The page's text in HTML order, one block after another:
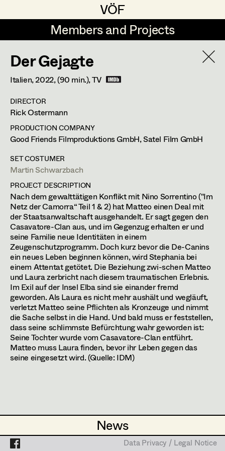
VÖF
VÖF
Members and Projects
Members and Projects
News
News
DE EN
Art Department
Costume Department
Retired Members
Honorary Members
In Memoriam
Projects
Data Privacy / Legal Notice
Gudrun Büsel
Lena Isabella Deisenberger
Jasmin Engelhart
Anna Fritsch
Kerstin Maria Gatterbauer
Magdalena Haim
Lea Haselrieder
Elisabeth Heinisch
Anna Hoss
Michaela Janker
Ruth Kubyk
Eveline Leichtfried
Helga Lohninger
Martin Schwarzbach
Katja Sembacher
Martin Schwarzbach
Set Costumer
1170Wien
m +436641821147,martinschwarzbach@icloud.com
PROFILE
Bildmaterial Zusammenarbeit
SET COSTUMER
2026 Blind Ermittelt 15
S. Tafel, TV
2026 Italien
D. Prochaska, Cinema
An der Grenze
A. Prochaska, TV
Der Gejagte
Italien,2022, (90 min.), TV
DIRECTOR
Rick Ostermann
PRODUCTION COMPANY
Good Friends Filmproduktions GmbH, Satel Film GmbH
SET COSTUMER
Martin Schwarzbach
PROJECT DESCRIPTION
Nach dem gewalttätigen Konflikt mit Nino Sorrentino ("Im
Netz der Camorra“ Teil 1 & 2) hat Matteo einen Deal mit
der Staatsanwaltschaft ausgehandelt. Er sagt gegen den
Casavatore-Clan aus, und im Gegenzug erhalten er und
seine Familie neue Identitäten in einem
Zeugenschutzprogramm. Doch kurz bevor die De-Canins
ein neues Leben beginnen können, wird Stephania bei
einem Attentat getötet. Die Beziehung zwi-schen Matteo
und Laura zerbricht nach diesem traumatischen Erlebnis.
Im Exil auf der Insel Elba sind sie einander fremd
geworden. Als Laura es nicht mehr aushält und wegläuft,
verletzt Matteo seine Pflichten als Kronzeuge und nimmt
die Sache selbst in die Hand. Und bald muss er feststellen,
dass seine schlimmste Befürchtung wahr geworden ist:
Seine Tochter wurde vom Casavatore-Clan entführt.
Matteo muss Laura finden, bevor ihr Leben gegen das
seine eingesetzt wird. (Quelle: IDM)
Data Privacy / Legal Notice